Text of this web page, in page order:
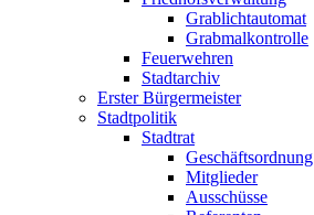
Grablichtautomat
Grabmalkontrolle
Feuerwehren
Stadtarchiv
Erster Bürgermeister
Stadtpolitik
Stadtrat
Geschäftsordnung
Mitglieder
Ausschüsse